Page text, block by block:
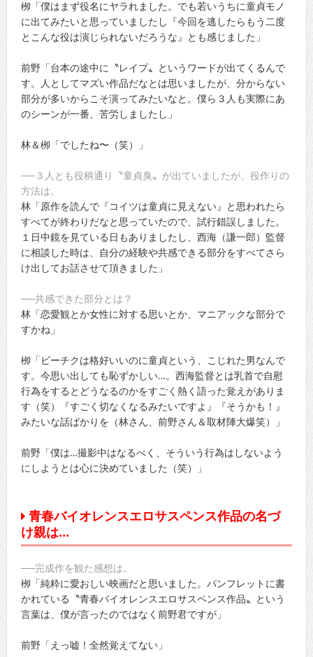
栁「僕はまず役名にヤラれました。でも若いうちに童貞モノ
に出てみたいと思っていましたし『今回を逃したらもう二度
とこんな役は演じられないだろうな』とも感じました」
前野「台本の途中に〝レイプ〟というワードが出てくるんで
す。人としてマズい作品だなとは思いましたが、分からない
部分が多いからこそ演ってみたいなと。僕ら３人も実際にあ
のシーンが一番、苦労しましたし」
林＆栁「でしたね〜（笑）」
──３人とも役柄通り〝童貞臭〟が出ていましたが、役作りの
方法は。
林「原作を読んで『コイツは童貞に見えない』と思われたら
すべてが終わりだなと思っていたので、試行錯誤しました。
１日中鏡を見ている日もありましたし、西海（謙一郎）監督
に相談した時は、自分の経験や共感できる部分をすべてさら
け出してお話させて頂きました」
──共感できた部分とは？
林「恋愛観とか女性に対する思いとか、マニアックな部分で
すかね」
栁「ビーチクは格好いいのに童貞という、こじれた男なんで
す。今思い出しても恥ずかしい…。西海監督とは乳首で自慰
行為をするとどうなるのかをすごく熱く語った覚えがありま
す（笑）『すごく切なくなるみたいですよ』『そうかも！』
みたいな話ばかりを（林さん、前野さん＆取材陣大爆笑）」
前野「僕は…撮影中はなるべく、そういう行為はしないよう
にしようとは心に決めていました（笑）」
青春バイオレンスエロサスペンス作品の名づ
け親は…
──完成作を観た感想は。
栁「純粋に愛おしい映画だと思いました。パンフレットに書
かれている〝青春バイオレンスエロサスペンス作品〟という
言葉は、僕が言ったのではなく前野君ですが」
前野「えっ嘘！全然覚えてない」